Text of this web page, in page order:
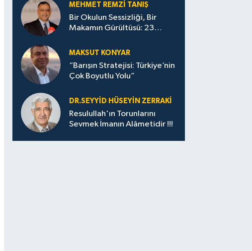
MEHMET REMZI TANIŞ
Bir Okulun Sessizliği, Bir
Makamın Gürültüsü: 23
MAKSUT KONYAR
“Barışın Stratejisi: Türkiye’nin
Çok Boyutlu Yolu”
DR.SEYYID HÜSEYIN ZERRAKI
Resulullah'ın Torunlarını
Sevmek İmanın Alâmetidir !!!